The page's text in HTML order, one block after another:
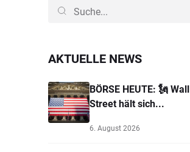
AKTUELLE NEWS
BÖRSE HEUTE: 🗽 Wall
Street hält sich...
6. August 2026